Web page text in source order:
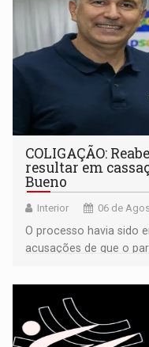
COLIGAÇÃO:
resultar em
Bueno
Interior 06 de
O processo havia sido
acusações de que o